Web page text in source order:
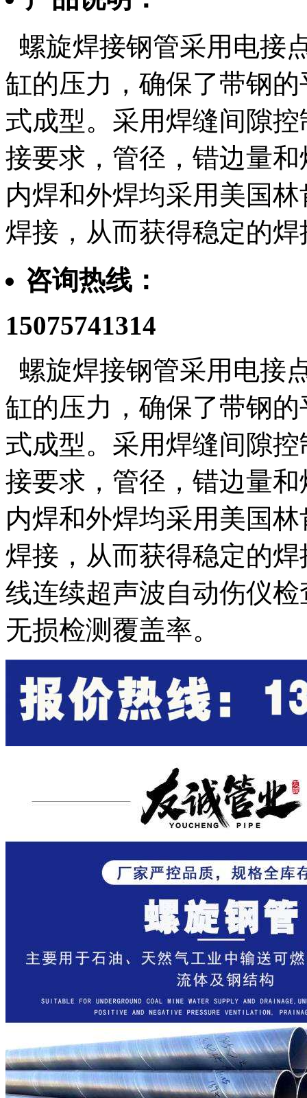
螺旋焊接钢管采用电接
缸的压力，确保了带钢
式成型。采用焊缝间隙
接要求，管径，错边量
内焊和外焊均采用美国
焊接，从而获得稳定的
咨询热线：
15075741314
螺旋焊接钢管采用电接
缸的压力，确保了带钢
式成型。采用焊缝间隙
接要求，管径，错边量
内焊和外焊均采用美国
焊接，从而获得稳定的
线连续超声波自动伤仪
无损检测覆盖率。